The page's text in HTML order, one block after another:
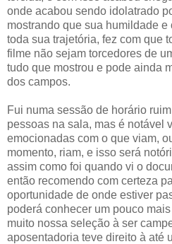
onde acabou sendo idolatrado
mostrando que sua humildade
toda sua trajetória, fez com que
filme não sejam torcedores de
tudo que mostrou e pode ainda
dos campos.
Fui numa sessão de horário
pessoas na sala, mas é notável
emocionadas com o que viam,
momento, riam, e isso será
assim como foi quando vi o
então recomendo com certeza
oportunidade de onde estiver
poderá conhecer um pouco
muito nossa seleção à ser
aposentadoria teve direito à até